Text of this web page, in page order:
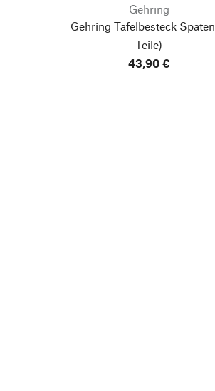
Gehring
Gehring Tafelbesteck Spaten
Teile)
43,90 €